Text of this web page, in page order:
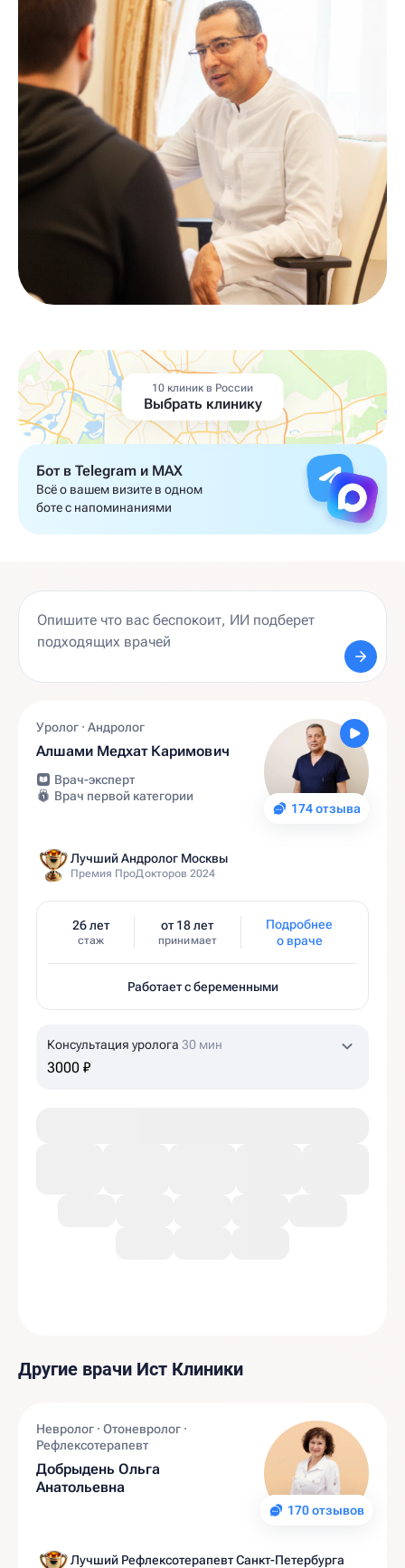
10 клиник в России
Выбрать клинику
Бот в Telegram и MAX
Всё о вашем визите в одном
боте с напоминаниями
174 отзыва
Уролог · Андролог
Алшами Медхат Каримович
Врач-эксперт
Врач первой категории
Лучший Андролог Москвы
Премия ПроДокторов 2024
26 лет
стаж
от 18 лет
принимает
Подробнее
о враче
Работает с беременными
Консультация уролога 30 мин
3000 ₽
Другие врачи Ист Клиники
170 отзывов
Невролог · Отоневролог ·
Рефлексотерапевт
Добрыдень Ольга
Анатольевна
Лучший Рефлексотерапевт Санкт-Петербурга